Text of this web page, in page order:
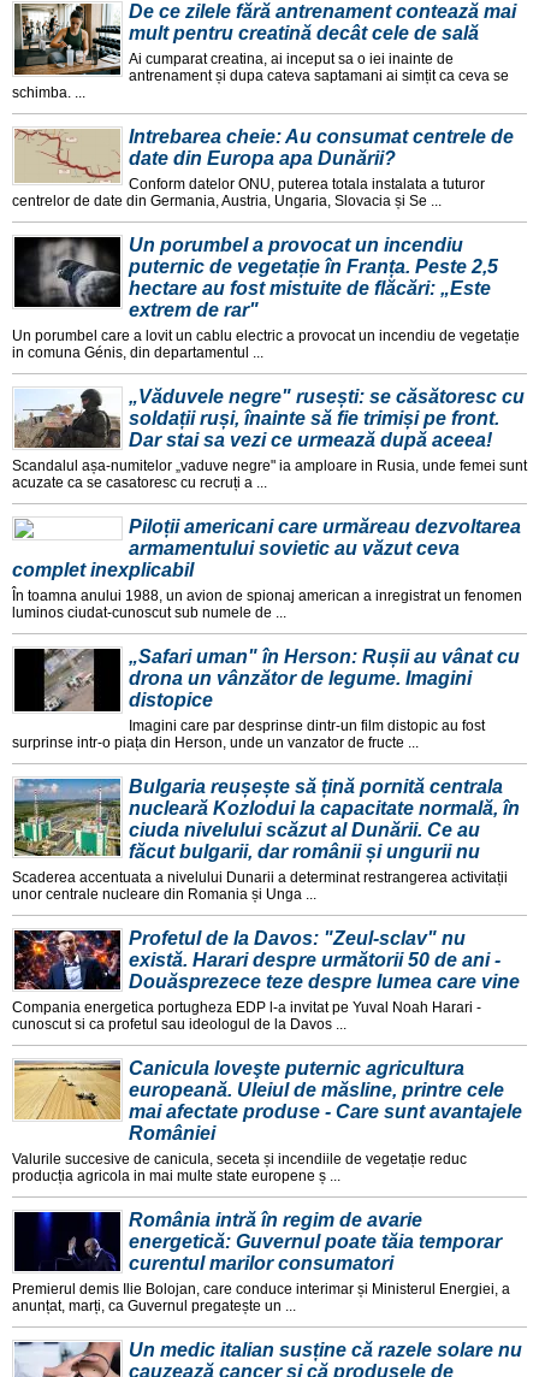
De ce zilele fără antrenament contează mai
mult pentru creatină decât cele de sală
Ai cumparat creatina, ai inceput sa o iei inainte de
antrenament și dupa cateva saptamani ai simțit ca ceva se
schimba. ...
Intrebarea cheie: Au consumat centrele de
date din Europa apa Dunării?
Conform datelor ONU, puterea totala instalata a tuturor
centrelor de date din Germania, Austria, Ungaria, Slovacia și Se ...
Un porumbel a provocat un incendiu
puternic de vegetație în Franța. Peste 2,5
hectare au fost mistuite de flăcări: „Este
extrem de rar"
Un porumbel care a lovit un cablu electric a provocat un incendiu de vegetație
in comuna Génis, din departamentul ...
„Văduvele negre" rusești: se căsătoresc cu
soldații ruși, înainte să fie trimiși pe front.
Dar stai sa vezi ce urmează după aceea!
Scandalul așa-numitelor „vaduve negre" ia amploare in Rusia, unde femei sunt
acuzate ca se casatoresc cu recruți a ...
Piloții americani care urmăreau dezvoltarea
armamentului sovietic au văzut ceva
complet inexplicabil
În toamna anului 1988, un avion de spionaj american a inregistrat un fenomen
luminos ciudat-cunoscut sub numele de ...
„Safari uman" în Herson: Rușii au vânat cu
drona un vânzător de legume. Imagini
distopice
Imagini care par desprinse dintr-un film distopic au fost
surprinse intr-o piața din Herson, unde un vanzator de fructe ...
Bulgaria reușește să țină pornită centrala
nucleară Kozlodui la capacitate normală, în
ciuda nivelului scăzut al Dunării. Ce au
făcut bulgarii, dar românii și ungurii nu
Scaderea accentuata a nivelului Dunarii a determinat restrangerea activitații
unor centrale nucleare din Romania și Unga ...
Profetul de la Davos: "Zeul-sclav" nu
există. Harari despre următorii 50 de ani -
Douăsprezece teze despre lumea care vine
Compania energetica portugheza EDP l-a invitat pe Yuval Noah Harari -
cunoscut si ca profetul sau ideologul de la Davos ...
Canicula loveşte puternic agricultura
europeană. Uleiul de măsline, printre cele
mai afectate produse - Care sunt avantajele
României
Valurile succesive de canicula, seceta și incendiile de vegetație reduc
producția agricola in mai multe state europene ș ...
România intră în regim de avarie
energetică: Guvernul poate tăia temporar
curentul marilor consumatori
Premierul demis Ilie Bolojan, care conduce interimar și Ministerul Energiei, a
anunțat, marți, ca Guvernul pregatește un ...
Un medic italian susține că razele solare nu
cauzează cancer și că produsele de